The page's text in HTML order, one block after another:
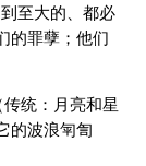
至大的、都必
的罪孽；他们
统：月亮和星
的波浪匉訇